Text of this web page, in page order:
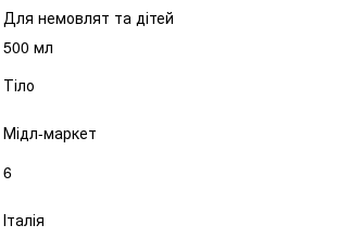
Для немовлят та дітей
500 мл
Тіло
Мідл-маркет
6
Італія